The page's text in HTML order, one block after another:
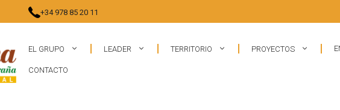
+34 978 85 20 11
EL GRUPO LEADER TERRITORIO PROYECTOS
CONTACTO